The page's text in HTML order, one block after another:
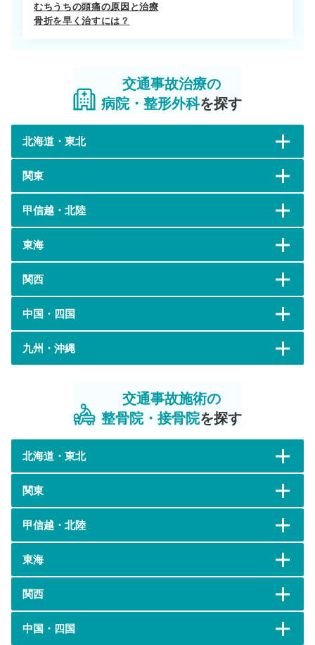
むちうちの頭痛の原因と治療
骨折を早く治すには？
交通事故治療の
病院・整形外科を探す
北海道・東北
関東
甲信越・北陸
東海
関西
中国・四国
九州・沖縄
交通事故施術の
整骨院・接骨院を探す
北海道・東北
関東
甲信越・北陸
東海
関西
中国・四国